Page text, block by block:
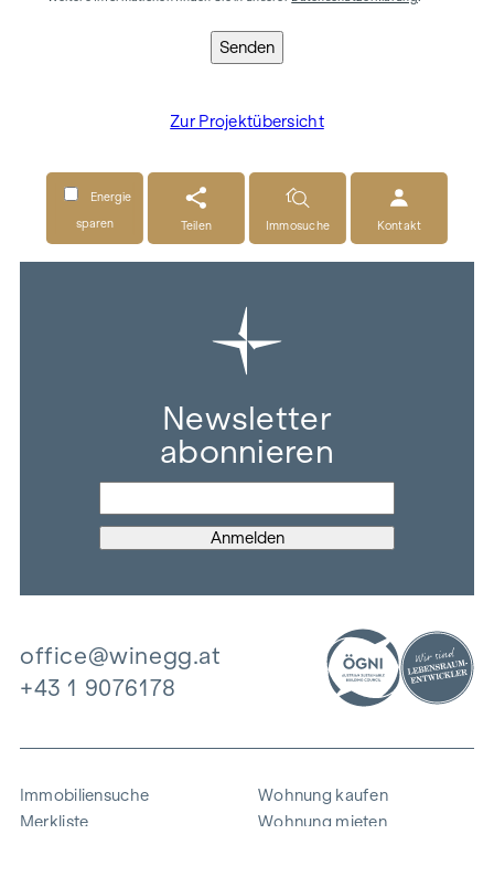
Senden
Zur Projektübersicht
Energie
sparen
Teilen Immosuche Kontakt
Newsletter
abonnieren
office@winegg.at
+43 1 9076178
Immobiliensuche
Merkliste
Wohnung kaufen
Wohnung mieten